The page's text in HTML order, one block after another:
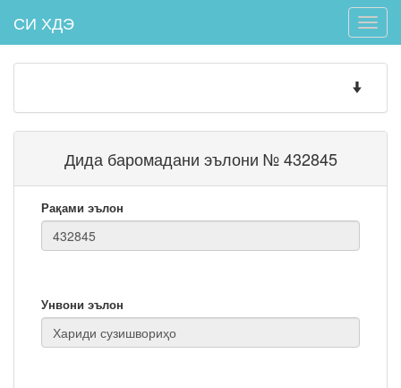
Toggle
СИ ХДЭ
Toggle
Дида баромадани эълони № 432845
Рақами эълон
Унвони эълон